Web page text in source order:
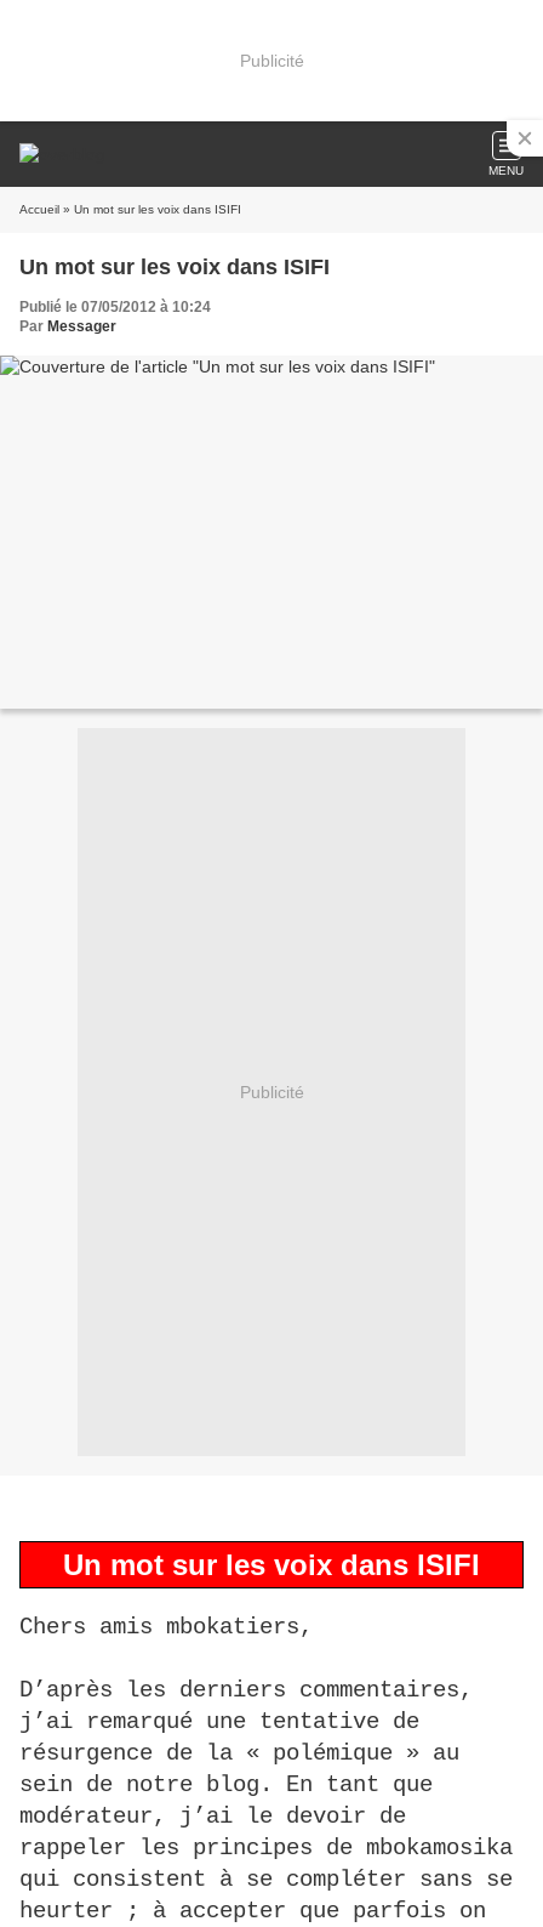
Publicité
MENU
Accueil » Un mot sur les voix dans ISIFI
Un mot sur les voix dans ISIFI
Publié le 07/05/2012 à 10:24
Par Messager
Publicité
Un mot sur les voix dans ISIFI
Chers amis mbokatiers,
D’après les derniers commentaires,
j’ai remarqué une tentative de
résurgence de la « polémique » au
sein de notre blog. En tant que
modérateur, j’ai le devoir de
rappeler les principes de mbokamosika
qui consistent à se compléter sans se
heurter ; à accepter que parfois on